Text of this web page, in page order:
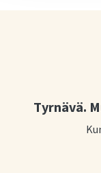
Tyrnävä.